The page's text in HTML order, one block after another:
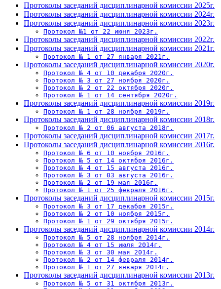
Протоколы заседаний дисциплинарной комиссии 2025г.
Протоколы заседаний дисциплинарной комиссии 2024г.
Протоколы заседаний дисциплинарной комиссии 2023г.
Протокол №1 от 22 июня 2023г.
Протоколы заседаний дисциплинарной комиссии 2022г.
Протоколы заседаний дисциплинарной комиссии 2021г.
Протокол № 1 от 27 января 2021г.
Протоколы заседаний дисциплинарной комиссии 2020г.
Протокол № 4 от 10 декабря 2020г.
Протокол № 3 от 27 ноября 2020г.
Протокол № 2 от 22 октября 2020г.
Протокол № 1 от 14 сентября 2020г.
Протоколы заседаний дисциплинарной комиссии 2019г.
Протокол № 1 от 28 ноября 2019г.
Протоколы заседаний дисциплинарной комиссии 2018г.
Протокол № 2 от 06 августа 2018г.
Протоколы заседаний дисциплинарной комиссии 2017г.
Протоколы заседаний дисциплинарной комиссии 2016г.
Протокол № 6 от 10 ноября 2016г.
Протокол № 5 от 14 октября 2016г.
Протокол № 4 от 15 августа 2016г.
Протокол № 3 от 03 августа 2016г.
Протокол № 2 от 19 мая 2016г.
Протокол № 1 от 25 февраля 2016г.
Протоколы заседаний дисциплинарной комиссии 2015г.
Протокол № 3 от 17 декабря 2015г.
Протокол № 2 от 10 ноября 2015г.
Протокол № 1 от 29 октября 2015г.
Протоколы заседаний дисциплинарной комиссии 2014г.
Протокол № 5 от 28 ноября 2014г.
Протокол № 4 от 15 июля 2014г.
Протокол № 3 от 30 мая 2014г.
Протокол № 2 от 14 февраля 2014г.
Протокол № 1 от 27 января 2014г.
Протоколы заседаний дисциплинарной комиссии 2013г.
Протокол № 5 от 31 октября 2013г.